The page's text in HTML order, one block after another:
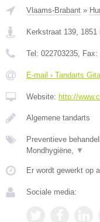
Vlaams-Brabant »
Kerkstraat 139 1851
Tel: 022703235 , Fax:
E-mail › Tandarts
Website: http://
Algemene tandarts
Preventieve
Mondhygiëne,
▼
Er wordt gewerkt op
Sociale media: